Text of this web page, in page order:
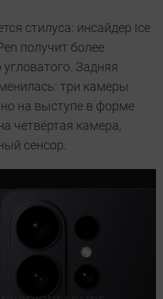
стилуса: инсайдер Ice
получит более
Задняя
три камеры
на выступе в форме
четвёртая камера,
сенсор.